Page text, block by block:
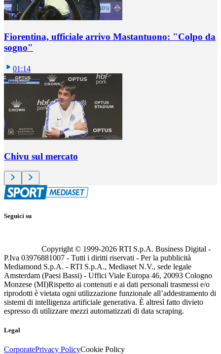
Fiorentina, ufficiale arrivo Mastantuono: "Colpo da
sogno"
01:14
Chivu sul mercato
Seguici su
Copyright © 1999-2026 RTI S.p.A. Business Digital -
P.Iva 03976881007 - Tutti i diritti riservati - Per la pubblicità
Mediamond S.p.A. - RTI S.p.A., Mediaset N.V., sede legale
Amsterdam (Paesi Bassi) - Uffici Viale Europa 46, 20093 Cologno
Monzese (MI)Rispetto ai contenuti e ai dati personali trasmessi e/o
riprodotti è vietata ogni utilizzazione funzionale all’addestramento di
sistemi di intelligenza artificiale generativa. È altresì fatto divieto
espresso di utilizzare mezzi automatizzati di data scraping.
Legal
CorporatePrivacy PolicyCookie Policy